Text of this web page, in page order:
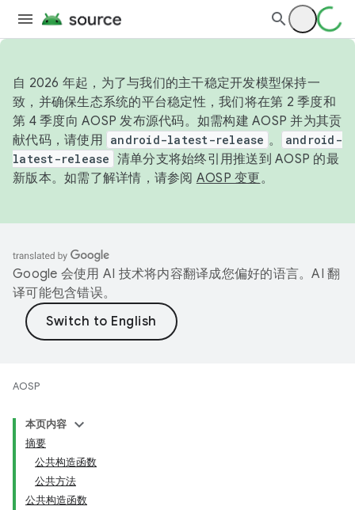
自 2026 年起，为了与我们的主干稳定开发模型保持一
致，并确保生态系统的平台稳定性，我们将在第 2 季度和
第 4 季度向 AOSP 发布源代码。如需构建 AOSP 并为其贡
献代码，请使用 android-latest-release 。
android-
latest-release 清单分支将始终引用推送到 AOSP 的最
新版本。如需了解详情，请参阅 AOSP 变更。
Google 会使用 AI 技术将内容翻译成您偏好的语言。AI 翻
译可能包含错误。
AOSP
本页内容
摘要
公共构造函数
公共方法
公共构造函数